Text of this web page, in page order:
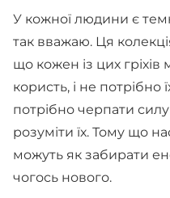
У кожної людини є
так вважаю. Ця
що кожен із цих
користь, і не
потрібно черпати силу
розуміти їх. Тому що
можуть як забирати
чогось нового.